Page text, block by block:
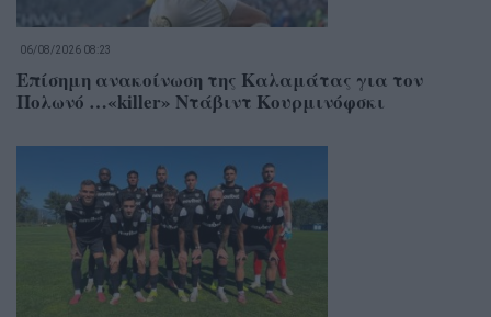
06/08/2026 08:23
Επίσημη ανακοίνωση της Καλαμάτας για τον
Πολωνό …«killer» Ντάβιντ Κουρμινόφσκι